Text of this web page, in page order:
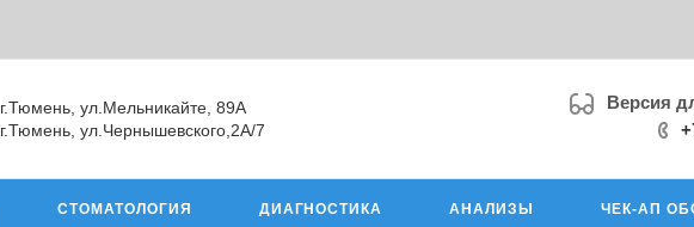
г.Тюмень, ул.Мельникайте, 89А
г.Тюмень, ул.Чернышевского,2А/7
Версия
СТОМАТОЛОГИЯ ДИАГНОСТИКА АНАЛИЗЫ ЧЕК-АП